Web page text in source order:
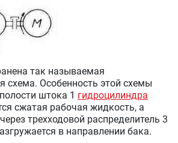
так называемая
схема. Особенность этой схемы
штока 1 гидроцилиндра
сжатая рабочая жидкость, а
трехходовой распределитель 3
в направлении бака.